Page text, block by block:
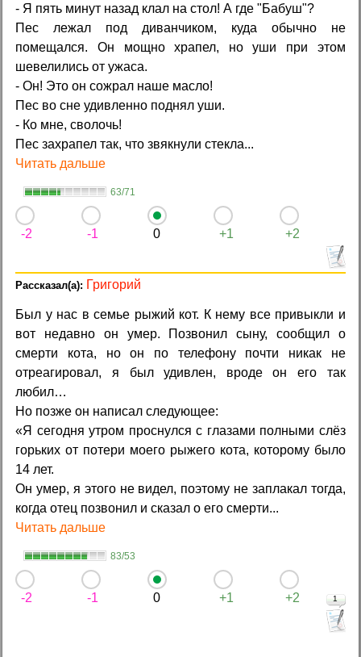
- Я пять минут назад клал на стол! А где "Бабуш"?
Пес лежал под диванчиком, куда обычно не
помещался. Он мощно храпел, но уши при этом
шевелились от ужаса.
- Он! Это он сожрал наше масло!
Пес во сне удивленно поднял уши.
- Ко мне, сволочь!
Пес захрапел так, что звякнули стекла...
Читать дальше
63/71
-2 -1 0 +1 +2
Григорий
Был у нас в семье рыжий кот. К нему все привыкли и
вот недавно он умер. Позвонил сыну, сообщил о
смерти кота, но он по телефону почти никак не
отреагировал, я был удивлен, вроде он его так
любил…
Но позже он написал следующее:
«Я сегодня утром проснулся с глазами полными слёз
горьких от потери моего рыжего кота, которому было
14 лет.
Он умер, я этого не видел, поэтому не заплакал тогда,
когда отец позвонил и сказал о его смерти...
Читать дальше
83/53
-2 -1 0 +1 +2 1